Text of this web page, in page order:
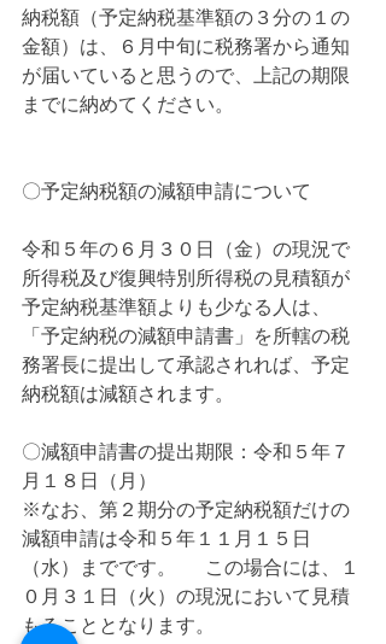
納税額（予定納税基準額の３分の１の
金額）は、６月中旬に税務署から通知
が届いていると思うので、上記の期限
までに納めてください。
〇予定納税額の減額申請について
令和５年の６月３０日（金）の現況で
所得税及び復興特別所得税の見積額が
予定納税基準額よりも少なる人は、
「予定納税の減額申請書」を所轄の税
務署長に提出して承認されれば、予定
納税額は減額されます。
〇減額申請書の提出期限：令和５年７
月１８日（月）
※なお、第２期分の予定納税額だけの
減額申請は令和５年１１月１５日
（水）までです。 　 この場合には、１
０月３１日（火）の現況において見積
もることとなります。